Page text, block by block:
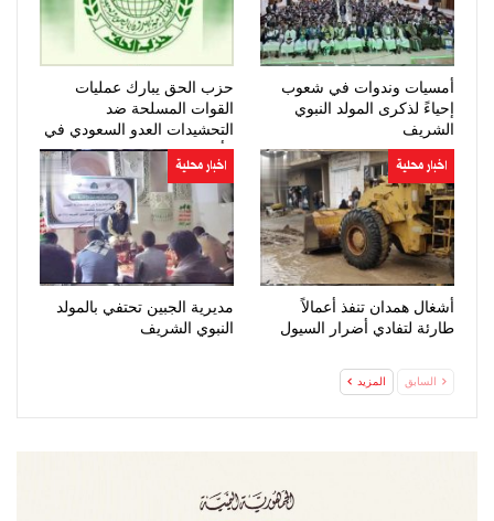
أمسيات وندوات في شعوب
إحياءً لذكرى المولد النبوي
الشريف
حزب الحق يبارك عمليات
القوات المسلحة ضد
التحشيدات العدو السعودي في
مأرب وحضرموت
اخبار محلية
أشغال همدان تنفذ أعمالاً
طارئة لتفادي أضرار السيول
اخبار محلية
مديرية الجبين تحتفي بالمولد
النبوي الشريف
السابق المزيد